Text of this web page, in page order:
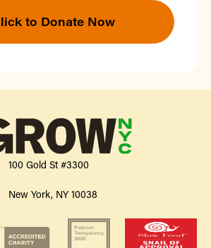
to Donate Now
100 Gold St #3300
New York, NY 10038